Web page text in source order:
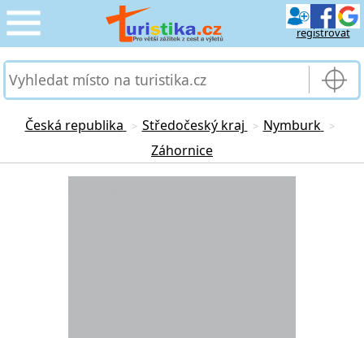
registrovat
CESTOVÁNÍ
SLUŽBY & DOPRAVA
Česká republika > Středočeský kraj > Nymburk >
Záhornice